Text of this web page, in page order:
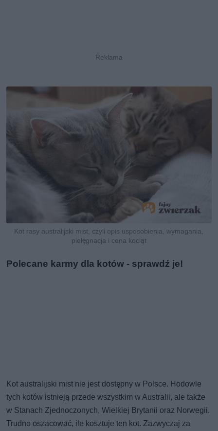
Kot rasy australijski mist, czyli opis usposobienia, wymagania,
pielęgnacja i cena kociąt
Polecane karmy dla kotów - sprawdź je!
Kot australijski mist nie jest dostępny w Polsce. Hodowle
tych kotów istnieją przede wszystkim w Australii, ale także
w Stanach Zjednoczonych, Wielkiej Brytanii oraz Norwegii.
Trudno oszacować, ile kosztuje ten kot. Zazwyczaj za